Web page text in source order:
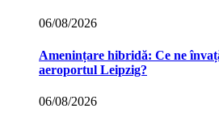
06/08/2026
Amenințare hibridă: Ce ne
aeroportul Leipzig?
06/08/2026